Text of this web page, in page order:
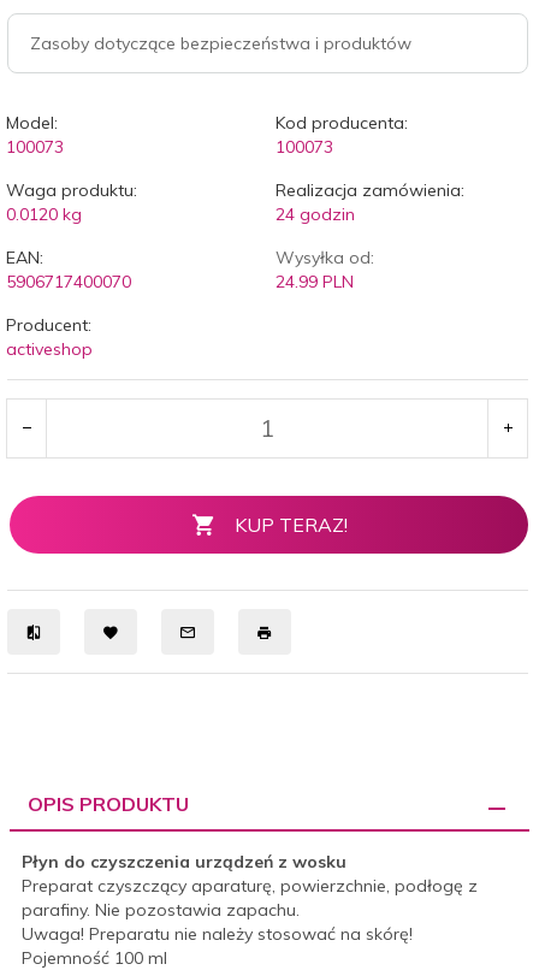
Zasoby dotyczące bezpieczeństwa i produktów
Model:
100073
Kod producenta:
100073
Waga produktu:
0.0120 kg
Realizacja zamówienia:
24 godzin
EAN:
5906717400070
Wysyłka od:
24.99 PLN
Producent:
activeshop
KUP TERAZ!
OPIS PRODUKTU
Płyn do czyszczenia urządzeń z wosku
Preparat czyszczący aparaturę, powierzchnie, podłogę z
parafiny. Nie pozostawia zapachu.
Uwaga! Preparatu nie należy stosować na skórę!
Pojemność 100 ml